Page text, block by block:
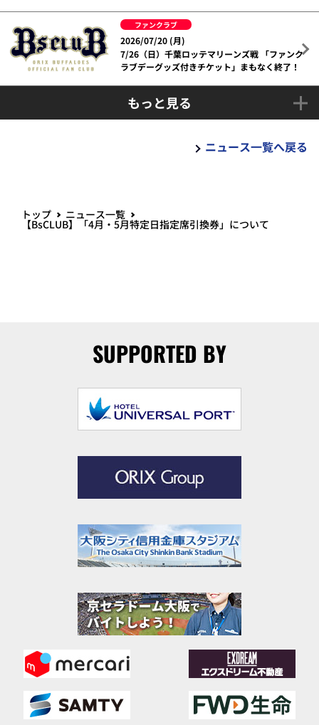
ファンクラブ
2026/07/20 (月)
7/26（日）千葉ロッテマリーンズ戦 「ファンク
ラブデーグッズ付きチケット」まもなく終了！
もっと見る
ニュース一覧へ戻る
トップ ニュース一覧
【BsCLUB】「4月・5月特定日指定席引換券」について
SUPPORTED BY